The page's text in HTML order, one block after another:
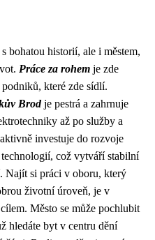
bohatou historií, ale i městem,
Práce za rohem je zde
které zde sídlí.
Brodje pestrá a zahrnuje
až po služby a
investuje do rozvoje
což vytváří stabilní
Najít si práci v oboru, který
životní úroveň, je v
Město se může pochlubit
hledáte byt v centru dění